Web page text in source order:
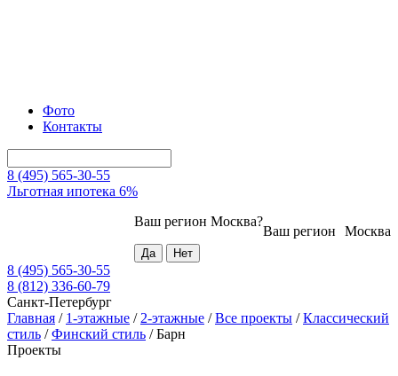
Фото
Контакты
8 (495) 565-30-55
Льготная ипотека 6%
Москва
Ваш регион
Ваш регион Москва?
8 (495) 565-30-55
8 (812) 336-60-79
Санкт-Петербург
Главная / 1-этажные / 2-этажные /Все проекты /Классический
стиль /Финский стиль /Барн
Проекты